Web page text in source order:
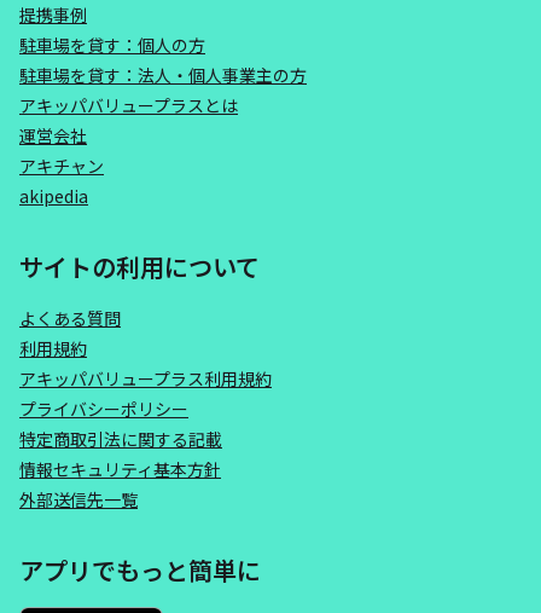
提携事例
駐車場を貸す：個人の方
駐車場を貸す：法人・個人事業主の方
アキッパバリュープラスとは
運営会社
アキチャン
akipedia
サイトの利用について
よくある質問
利用規約
アキッパバリュープラス利用規約
プライバシーポリシー
特定商取引法に関する記載
情報セキュリティ基本方針
外部送信先一覧
アプリでもっと簡単に